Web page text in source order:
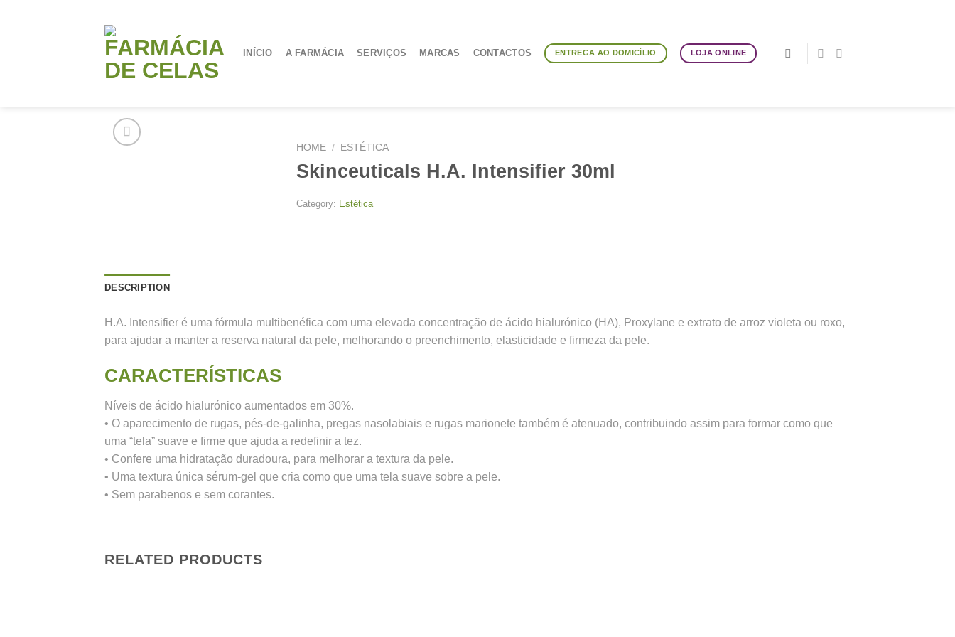
INÍCIO A FARMÁCIA SERVIÇOS MARCAS CONTACTOS ENTREGA AO DOMICÍLIO LOJA ONLINE
HOME / ESTÉTICA
Skinceuticals H.A. Intensifier 30ml
Category: Estética
DESCRIPTION
H.A. Intensifier é uma fórmula multibenéfica com uma elevada concentração de ácido hialurónico (HA), Proxylane e extrato de arroz violeta ou roxo,
para ajudar a manter a reserva natural da pele, melhorando o preenchimento, elasticidade e firmeza da pele.
CARACTERÍSTICAS
Níveis de ácido hialurónico aumentados em 30%.
• O aparecimento de rugas, pés-de-galinha, pregas nasolabiais e rugas marionete também é atenuado, contribuindo assim para formar como que
uma “tela” suave e firme que ajuda a redefinir a tez.
• Confere uma hidratação duradoura, para melhorar a textura da pele.
• Uma textura única sérum-gel que cria como que uma tela suave sobre a pele.
• Sem parabenos e sem corantes.
RELATED PRODUCTS